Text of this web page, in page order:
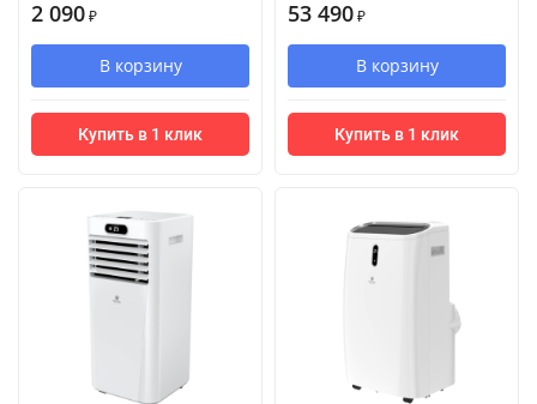
2 090 ₽
В корзину
Купить в 1 клик
53 490 ₽
В корзину
Купить в 1 клик